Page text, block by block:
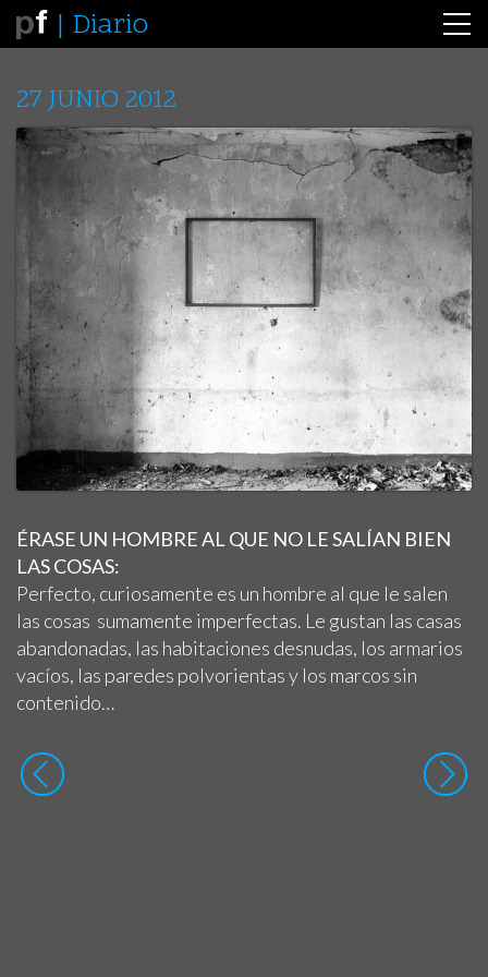
Diario
27 JUNIO 2012
ÉRASE UN HOMBRE AL QUE NO LE SALÍAN BIEN
LAS COSAS:
Perfecto, curiosamente es un hombre al que le salen
las cosas sumamente imperfectas. Le gustan las casas
abandonadas, las habitaciones desnudas, los armarios
vacíos, las paredes polvorientas y los marcos sin
contenido…